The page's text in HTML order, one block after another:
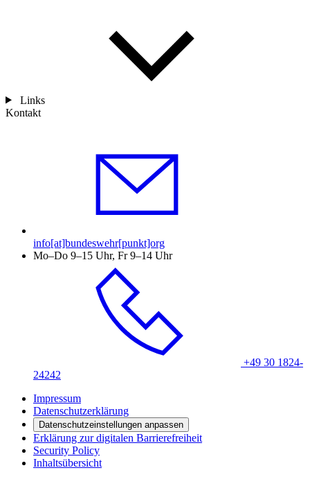
Links
Kontakt
info[at]bundeswehr[punkt]org
Mo–Do 9–15 Uhr, Fr 9–14 Uhr
+49 30 1824-
24242
Impressum
Datenschutzerklärung
Datenschutzeinstellungen anpassen
Erklärung zur digitalen Barrierefreiheit
Security Policy
Inhaltsübersicht